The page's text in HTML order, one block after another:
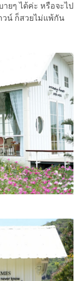
ยๆ ได้ค่ะ หรือจะไป
วน์ ก็สวยไม่แพ้กัน